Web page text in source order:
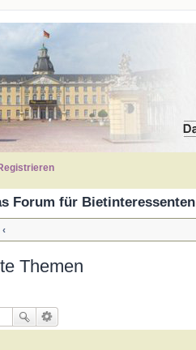
Forum für Bietinteressenten
Themen